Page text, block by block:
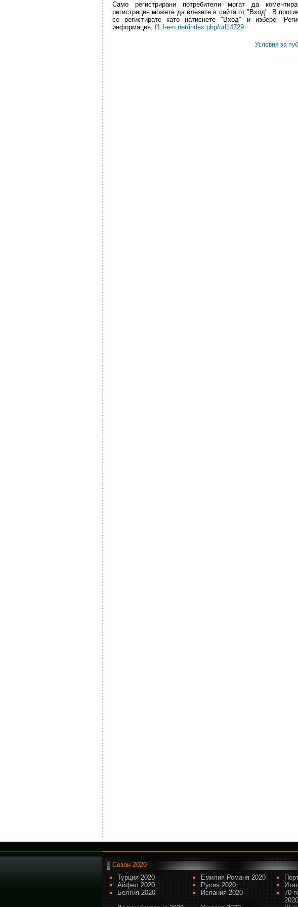
Само регистрирани потребители могат да
регистрация можете да влезете в сайта от "Вход". В
се регистирате като натиснете "Вход" и избере
информация: f1.f-e-n.net/index.php/url14729
Условия за
Сезон 2020
Турция 2020
Емилия-Романя 2020
Айфел 2020
Русия 2020
Белгия 2020
Испания 2020
70
2020